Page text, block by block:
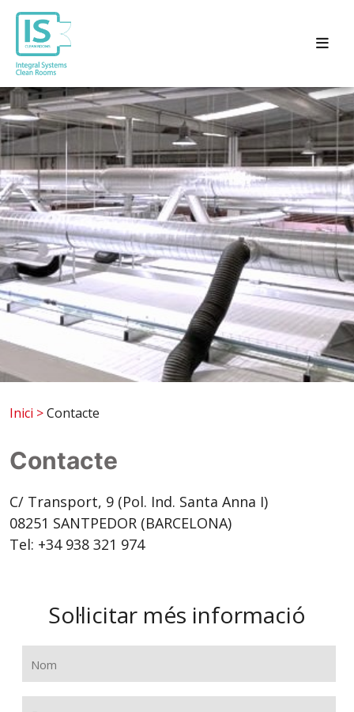
Inici >Contacte
Contacte
C/ Transport, 9 (Pol. Ind. Santa Anna I)
08251 SANTPEDOR (BARCELONA)
Tel: +34 938 321 974
Sol·licitar més informació